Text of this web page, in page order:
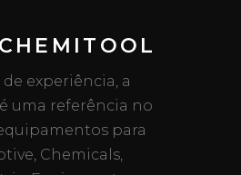
experiência, a
uma referência no
para
Chemicals,